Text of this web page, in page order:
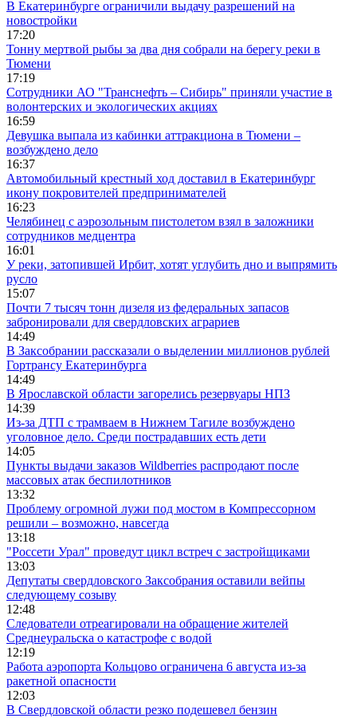
В Екатеринбурге ограничили выдачу разрешений на
новостройки
17:20
Тонну мертвой рыбы за два дня собрали на берегу реки в
Тюмени
17:19
Сотрудники АО "Транснефть – Сибирь" приняли участие в
волонтерских и экологических акциях
16:59
Девушка выпала из кабинки аттракциона в Тюмени –
возбуждено дело
16:37
Автомобильный крестный ход доставил в Екатеринбург
икону покровителей предпринимателей
16:23
Челябинец с аэрозольным пистолетом взял в заложники
сотрудников медцентра
16:01
У реки, затопившей Ирбит, хотят углубить дно и выпрямить
русло
15:07
Почти 7 тысяч тонн дизеля из федеральных запасов
забронировали для свердловских аграриев
14:49
В Заксобрании рассказали о выделении миллионов рублей
Гортрансу Екатеринбурга
14:49
В Ярославской области загорелись резервуары НПЗ
14:39
Из-за ДТП с трамваем в Нижнем Тагиле возбуждено
уголовное дело. Среди пострадавших есть дети
14:05
Пункты выдачи заказов Wildberries распродают после
массовых атак беспилотников
13:32
Проблему огромной лужи под мостом в Компрессорном
решили – возможно, навсегда
13:18
"Россети Урал" проведут цикл встреч с застройщиками
13:03
Депутаты свердловского Заксобрания оставили вейпы
следующему созыву
12:48
Следователи отреагировали на обращение жителей
Среднеуральска о катастрофе с водой
12:19
Работа аэропорта Кольцово ограничена 6 августа из-за
ракетной опасности
12:03
В Свердловской области резко подешевел бензин